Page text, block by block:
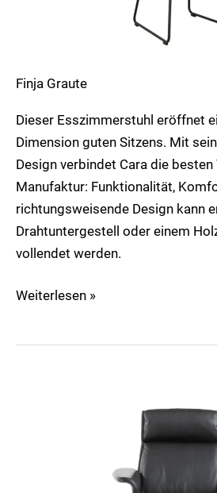
Finja Graute
Dieser Esszimmerstuhl eröffnet
Dimension guten Sitzens. Mit
Design verbindet Cara die besten
Manufaktur: Funktionalität,
richtungsweisende Design kann
Drahtuntergestell oder einem
vollendet werden.
Weiterlesen »